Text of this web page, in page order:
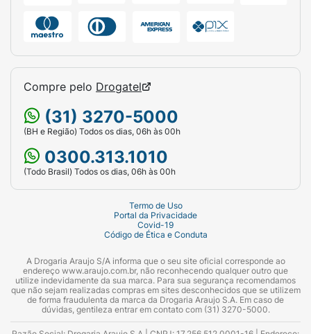
Compre pelo Drogatel
(31) 3270-5000
(BH e Região) Todos os dias, 06h às 00h
0300.313.1010
(Todo Brasil) Todos os dias, 06h às 00h
Termo de Uso
Portal da Privacidade
Covid-19
Código de Ética e Conduta
A Drogaria Araujo S/A informa que o seu site oficial corresponde ao
endereço www.araujo.com.br, não reconhecendo qualquer outro que
utilize indevidamente da sua marca. Para sua segurança recomendamos
que não sejam realizadas compras em sites desconhecidos que se utilizem
de forma fraudulenta da marca da Drogaria Araujo S.A. Em caso de
dúvidas, gentileza entrar em contato com (31) 3270-5000.